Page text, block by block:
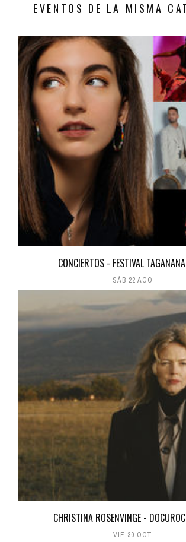
EVENTOS DE LA MISMA
CONCIERTOS - FESTIVAL
SÁB 22 AGO
CHRISTINA ROSENVINGE -
VIE 30 OCT